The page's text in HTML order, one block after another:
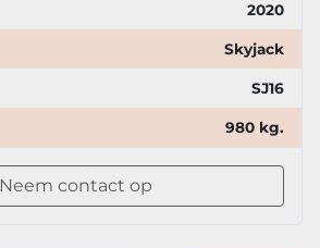
2020
Skyjack
SJ16
980 kg.
Neem contact op